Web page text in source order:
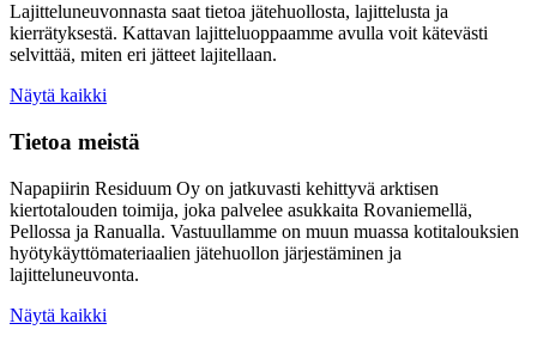
Lajitteluneuvonnasta saat tietoa jätehuollosta, lajittelusta ja
kierrätyksestä. Kattavan lajitteluoppaamme avulla voit kätevästi
selvittää, miten eri jätteet lajitellaan.
Näytä kaikki
Tietoa meistä
Napapiirin Residuum Oy on jatkuvasti kehittyvä arktisen
kiertotalouden toimija, joka palvelee asukkaita Rovaniemellä,
Pellossa ja Ranualla. Vastuullamme on muun muassa kotitalouksien
hyötykäyttömateriaalien jätehuollon järjestäminen ja
lajitteluneuvonta.
Näytä kaikki